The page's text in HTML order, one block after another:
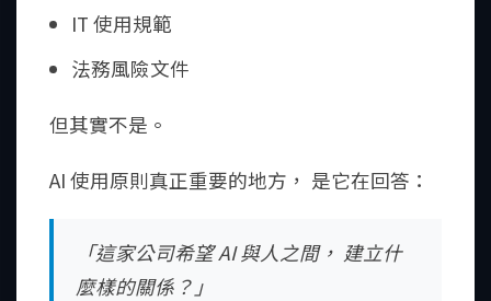
IT 使用規範
法務風險文件
但其實不是。
AI 使用原則真正重要的地方， 是它在回答：
「這家公司希望 AI 與人之間， 建立什
麼樣的關係？」